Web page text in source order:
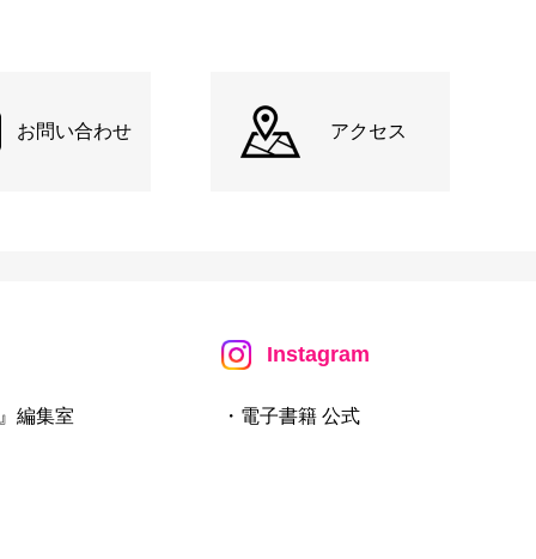
お問い合わせ アクセス
編集室
Instagram
・電子書籍 公式